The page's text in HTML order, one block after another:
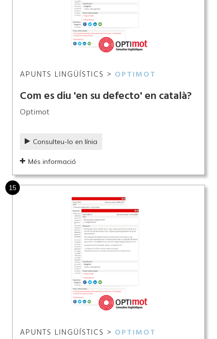
APUNTS LINGÜÍSTICS > OPTIMOT
Com es diu 'en su defecto' en català?
Optimot
Consulteu-lo en línia
Més informació
15
APUNTS LINGÜÍSTICS > OPTIMOT